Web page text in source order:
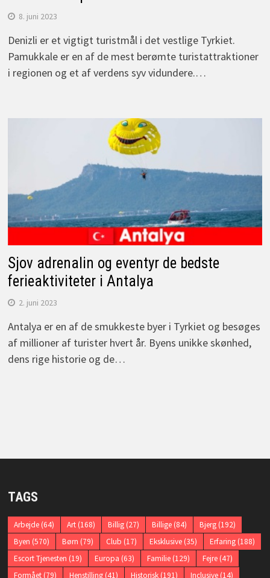
8. juni 2023
Denizli er et vigtigt turistmål i det vestlige Tyrkiet.
Pamukkale er en af de mest berømte turistattraktioner
i regionen og et af verdens syv vidundere.…
Sjov adrenalin og eventyr de bedste
ferieaktiviteter i Antalya
2. juni 2023
Antalya er en af de smukkeste byer i Tyrkiet og besøges
af millioner af turister hvert år. Byens unikke skønhed,
dens rige historie og de…
TAGS
Arbejde(64) Art(168) Billig(27) Billige(84) Bjerg(192)
Byen (570) Børn (79) Club (17) Eksklusive(35) Erfaring(188)
Escort Tjenesten (19) Europa (63) Familie(129) Fejre(47)
Formået(79) Henstilling(41) Historisk(191) Inclusive(14)